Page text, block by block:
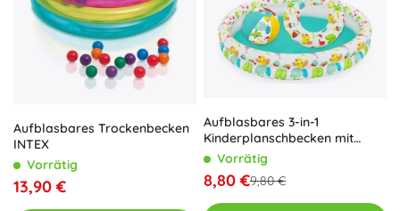
Aufblasbares Trockenbecken
INTEX
Vorrätig
13,90 €
Aufblasbares 3-in-1
Kinderplanschbecken mit
Schwimmring und Ball
BESTWAY 122 cm
Vorrätig
8,80 €9,80 €